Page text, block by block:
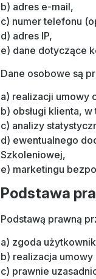
b) adres e-mail,
c) numer telefonu
d) adres IP,
e) dane dotyczące
Dane osobowe są
a) realizacji umowy
b) obsługi klienta,
c) analizy
d) ewentualnego
Szkoleniowej,
e) marketingu
Podstawa
Podstawą prawną
a) zgoda
b) realizacja umowy
c) prawnie